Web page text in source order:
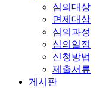
심의대상
면제대상
심의과정
심의일정
신청방법
제출서류
게시판